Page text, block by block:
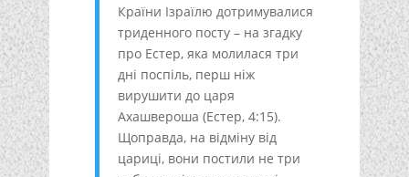
Країни Ізраїлю дотримувалися
триденного посту – на згадку
про Естер, яка молилася три
дні поспіль, перш ніж
вирушити до царя
Ахашвероша (Естер, 4:15).
Щоправда, на відміну від
цариці, вони постили не три